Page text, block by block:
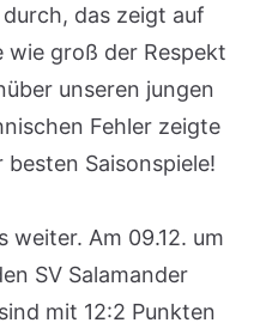
das zeigt auf
wie groß der Respekt
unseren jungen
Fehler zeigte
besten Saisonspiele!
weiter. Am 09.12. um
SV Salamander
mit 12:2 Punkten